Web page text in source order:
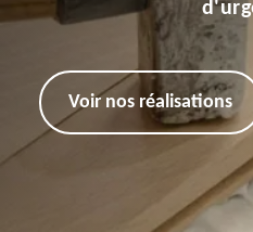
Voir nos réalisations